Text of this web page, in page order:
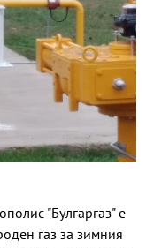
"Булгаргаз" е
газ за зимния